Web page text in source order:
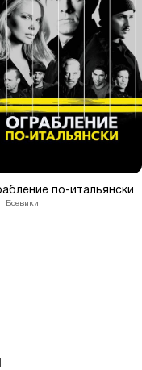
по-итальянски
Боевики